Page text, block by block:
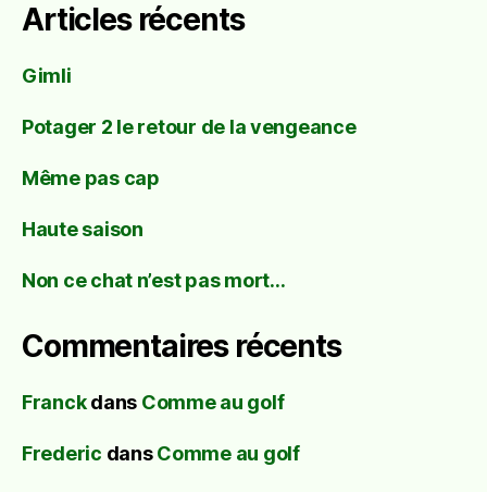
Articles récents
Gimli
Potager 2 le retour de la vengeance
Même pas cap
Haute saison
Non ce chat n’est pas mort…
Commentaires récents
Franckdans Comme au golf
Frederic dansComme au golf